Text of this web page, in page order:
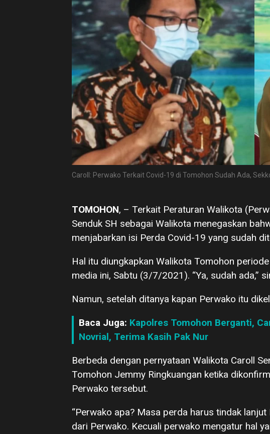
Caroll: Perwako Terkait Covid-19 di Tomohon Sudah Ada,
TOMOHON, – Terkait Peraturan Walikota
Senduk SH sebagai Walikota menegaskan
menjabarkan isi Perda Covid-19 yang sudah
Hal itu diungkapkan Walikota Tomohon periode
media ini, Sabtu (3/7/2021). “Ya, sudah ada,”
Namun, setelah ditanya kapan Perwako itu
Baca Juga: Kapolres Tomohon Berganti,
Novrial, Terima Kasih Pak Nur
Berbeda dengan pernyataan Walikota Caroll
Tomohon Jemmy Ringkuangan ketika
Perwako tersebut.
“Perwako apa? Masa perda harus tindak
dari Perwako. Kecuali perwako mengatur hal